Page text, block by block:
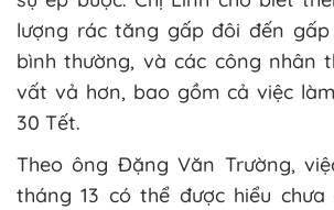
lượng rác tăng gấp đôi đến
bình thường, và các công nhân
vất vả hơn, bao gồm cả việc
30 Tết.
Theo ông Đặng Văn Trường,
tháng 13 có thể được hiểu chưa